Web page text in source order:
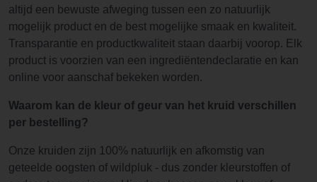
altijd een bewuste afweging tussen een zo natuurlijk
mogelijk product en de best mogelijke smaak en kwaliteit.
Transparantie en productkwaliteit staan daarbij voorop. Elk
product is voorzien van een ingrediëntendeclaratie en kan
online voor aanschaf bekeken worden.
Waarom kan de kleur of geur van het kruid verschillen
per bestelling?
Onze kruiden zijn 100% natuurlijk en afkomstig van
geteelde oogsten of wildpluk - dus zonder kleurstoffen of